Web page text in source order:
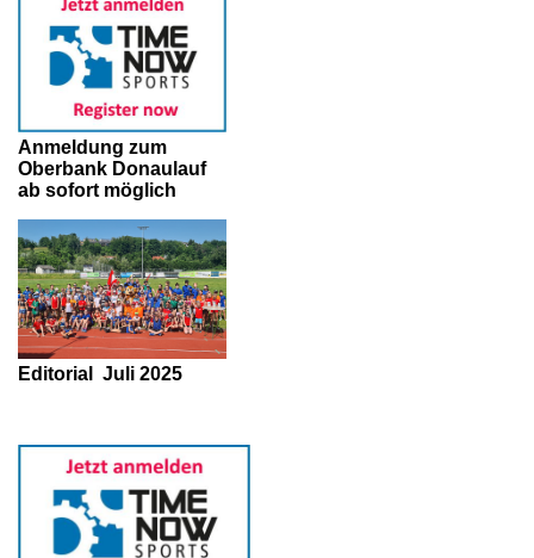
Anmeldung zum
Oberbank Donaulauf
ab sofort möglich
Editorial Juli 2025